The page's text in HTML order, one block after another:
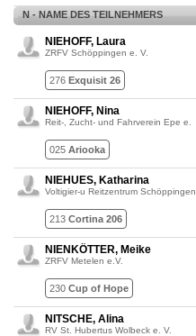
N - NAME DES TEILNEHMERS
NIEHOFF, Laura
ZRFV Schöppingen e. V.
276 Exquisit 26
NIEHOFF, Nina
Reit-, Zucht- und Fahrverein Epe e.
025 Ariooka
NIEHUES, Katharina
Voltigier-u Reitzentrum Schöppingen
213 Cortina 206
NIENKÖTTER, Meike
ZRFV Metelen e.V.
230 Cup of Hope
NITSCHE, Alina
RV St. Hubertus Wolbeck e. V.